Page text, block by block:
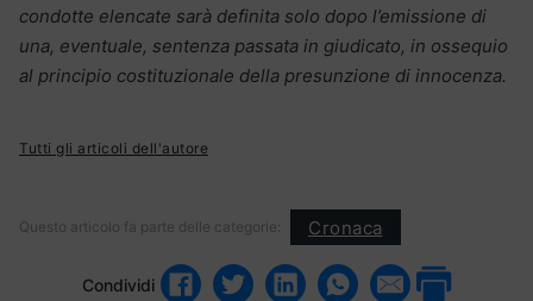
condotte elencate sarà definita solo dopo l’emissione di
una, eventuale, sentenza passata in giudicato, in ossequio
al principio costituzionale della presunzione di innocenza.
Tutti gli articoli dell'autore
Questo articolo fa parte delle categorie: Cronaca
Condividi